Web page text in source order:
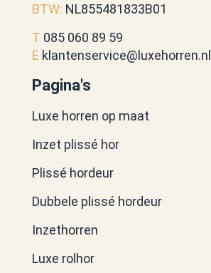
BTW: NL855481833B01
T 085 060 89 59
E klantenservice@luxehorren.nl
Pagina's
Luxe horren op maat
Inzet plissé hor
Plissé hordeur
Dubbele plissé hordeur
Inzethorren
Luxe rolhor